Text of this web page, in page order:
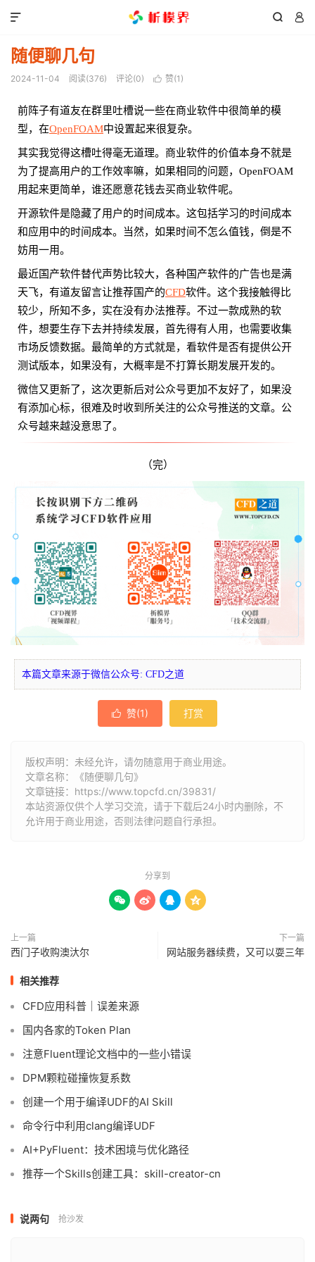
 

随便聊几句
2024-11-04 阅读(376) 评论(0)  赞(1 )
前阵子有道友在群里吐槽说一些在商业软件中很简单的模
型，在OpenFOAM中设置起来很复杂。
其实我觉得这槽吐得毫无道理。商业软件的价值本身不就是
为了提高用户的工作效率嘛，如果相同的问题，OpenFOAM
用起来更简单，谁还愿意花钱去买商业软件呢。
开源软件是隐藏了用户的时间成本。这包括学习的时间成本
和应用中的时间成本。当然，如果时间不怎么值钱，倒是不
妨用一用。
最近国产软件替代声势比较大，各种国产软件的广告也是满
天飞，有道友留言让推荐国产的CFD软件。这个我接触得比
较少，所知不多，实在没有办法推荐。不过一款成熟的软
件，想要生存下去并持续发展，首先得有人用，也需要收集
市场反馈数据。最简单的方式就是，看软件是否有提供公开
测试版本，如果没有，大概率是不打算长期发展开发的。
微信又更新了，这次更新后对公众号更加不友好了，如果没
有添加心标，很难及时收到所关注的公众号推送的文章。公
众号越来越没意思了。
（完）
本篇文章来源于微信公众号: CFD之道
 赞(1) 打赏
版权声明：未经允许，请勿随意用于商业用途。
文章名称：《随便聊几句》
文章链接： https://www.topcfd.cn/39831/
本站资源仅供个人学习交流，请于下载后24小时内删除，不
允许用于商业用途，否则法律问题自行承担。
分享到
   
上一篇
西门子收购澳汏尔
下一篇
网站服务器续费，又可以耍三年
相关推荐
CFD应用科普｜误差来源
国内各家的Token Plan
注意Fluent理论文档中的一些小错误
DPM颗粒碰撞恢复系数
创建一个用于编译UDF的AI Skill
命令行中利用clang编译UDF
AI+PyFluent：技术困境与优化路径
推荐一个Skills创建工具：skill-creator-cn
说两句 抢沙发